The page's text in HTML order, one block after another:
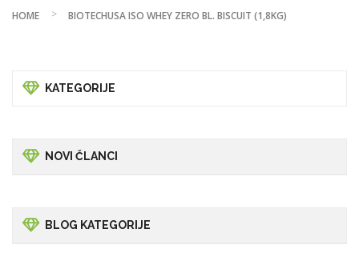
HOME BIOTECHUSA ISO WHEY ZERO BL. BISCUIT (1,8KG)
KATEGORIJE
NOVI ČLANCI
BLOG KATEGORIJE